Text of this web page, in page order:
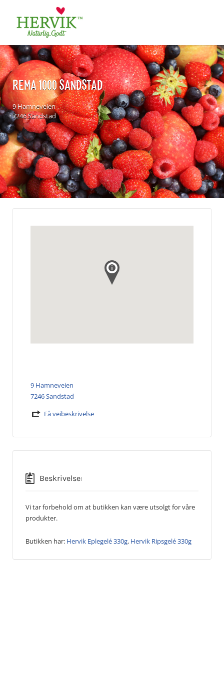
for:
REMA 1000 SANDSTAD
9 Hamneveien
7246 Sandstad
9 Hamneveien
7246 Sandstad
Få veibeskrivelse
Beskrivelse:
Vi tar forbehold om at butikken kan være utsolgt for våre
produkter.
Butikken har: Hervik Eplegelé 330g, Hervik Ripsgelé 330g